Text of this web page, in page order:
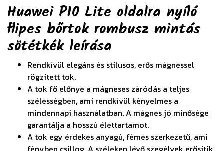
Huawei P10 Lite oldalra nyíló
flipes bőrtok rombusz mintás
sötétkék leírása
Rendkívül elegáns és stílusos, erős mágnessel
rögzített tok.
A tok fő előnye a mágneses záródás a teljes
szélességben, ami rendkívül kényelmes a
mindennapi használatban. A mágnes jó minősége
garantálja a hosszú élettartamot.
A tok egy érdekes anyagú, fémes szerkezetű, ami